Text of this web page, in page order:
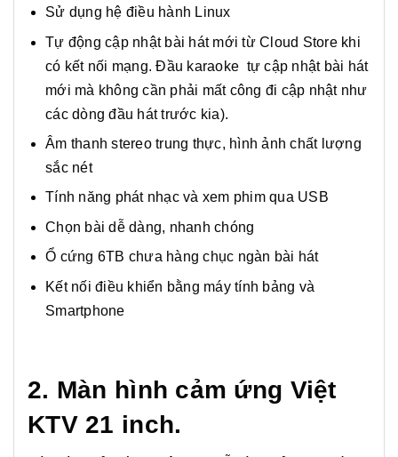
Sử dụng hệ điều hành Linux
Tự động cập nhật bài hát mới từ Cloud Store khi
có kết nối mạng. Đầu karaoke tự cập nhật bài hát
mới mà không cần phải mất công đi cập nhật như
các dòng đầu hát trước kia).
Âm thanh stereo trung thực, hình ảnh chất lượng
sắc nét
Tính năng phát nhạc và xem phim qua USB
Chọn bài dễ dàng, nhanh chóng
Ổ cứng 6TB chưa hàng chục ngàn bài hát
Kết nối điều khiển bằng máy tính bảng và
Smartphone
2. Màn hình cảm ứng Việt
KTV 21 inch.